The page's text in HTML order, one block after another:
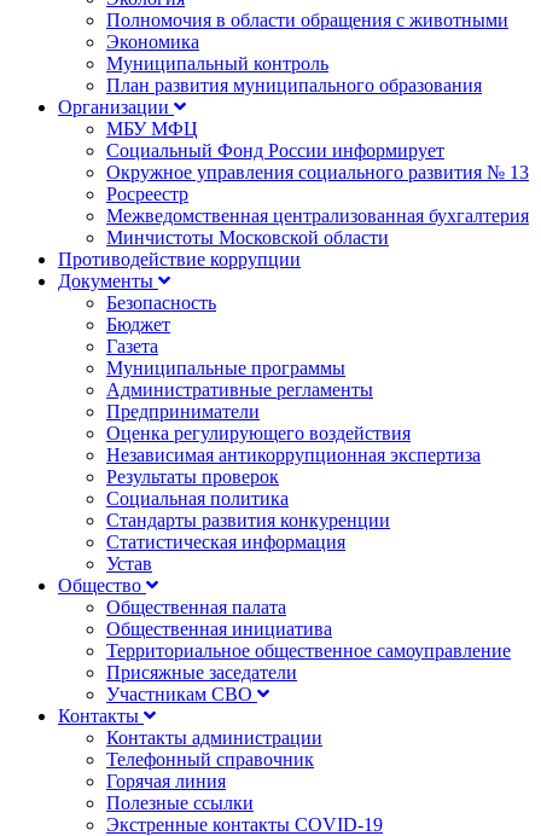
Полномочия в области обращения с животными
Экономика
Муниципальный контроль
План развития муниципального образования
Организации
МБУ МФЦ
Социальный Фонд России информирует
Окружное управления социального развития № 13
Росреестр
Межведомственная централизованная бухгалтерия
Минчистоты Московской области
Противодействие коррупции
Документы
Безопасность
Бюджет
Газета
Муниципальные программы
Административные регламенты
Предприниматели
Оценка регулирующего воздействия
Независимая антикоррупционная экспертиза
Результаты проверок
Социальная политика
Стандарты развития конкуренции
Статистическая информация
Устав
Общество
Общественная палата
Общественная инициатива
Территориальное общественное самоуправление
Присяжные заседатели
Участникам СВО
Контакты
Контакты администрации
Телефонный справочник
Горячая линия
Полезные ссылки
Экстренные контакты COVID-19